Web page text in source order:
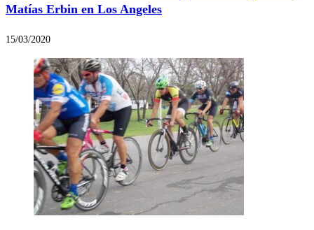
Matías Erbin en Los Angeles
15/03/2020